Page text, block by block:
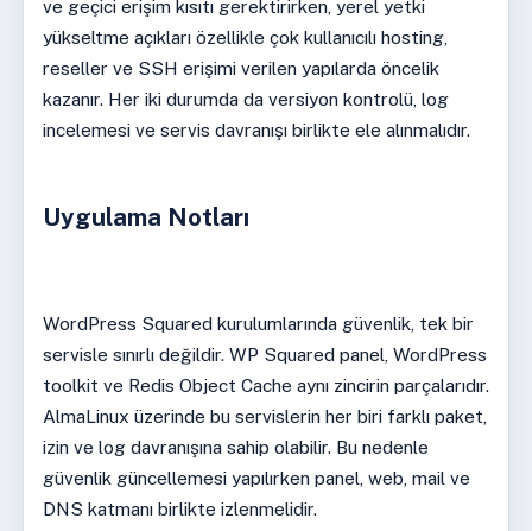
ve geçici erişim kısıtı gerektirirken, yerel yetki
yükseltme açıkları özellikle çok kullanıcılı hosting,
reseller ve SSH erişimi verilen yapılarda öncelik
kazanır. Her iki durumda da versiyon kontrolü, log
incelemesi ve servis davranışı birlikte ele alınmalıdır.
Uygulama Notları
WordPress Squared kurulumlarında güvenlik, tek bir
servisle sınırlı değildir. WP Squared panel, WordPress
toolkit ve Redis Object Cache aynı zincirin parçalarıdır.
AlmaLinux üzerinde bu servislerin her biri farklı paket,
izin ve log davranışına sahip olabilir. Bu nedenle
güvenlik güncellemesi yapılırken panel, web, mail ve
DNS katmanı birlikte izlenmelidir.